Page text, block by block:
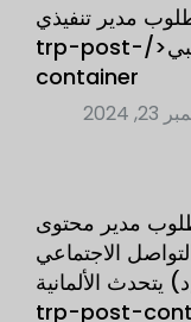
مدير تنفيذي
لموقع جديد في أبو ظبي</trp-post-
container
2024
مدير محتوى
الاجتماعي
الألمانية